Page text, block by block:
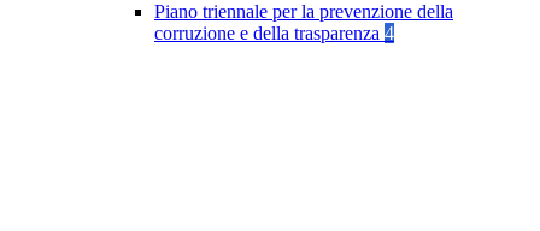
Piano triennale per la prevenzione della
corruzione e della trasparenza 4